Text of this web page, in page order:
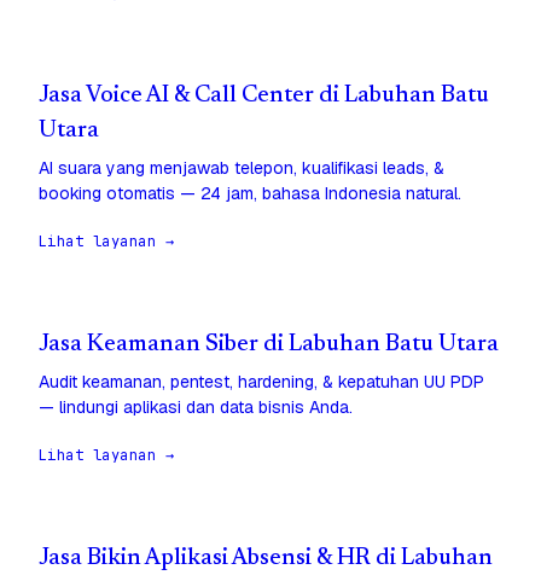
Jasa Voice AI & Call Center di Labuhan Batu
Utara
AI suara yang menjawab telepon, kualifikasi leads, &
booking otomatis — 24 jam, bahasa Indonesia natural.
Lihat layanan →
Jasa Keamanan Siber di Labuhan Batu Utara
Audit keamanan, pentest, hardening, & kepatuhan UU PDP
— lindungi aplikasi dan data bisnis Anda.
Lihat layanan →
Jasa Bikin Aplikasi Absensi & HR di Labuhan